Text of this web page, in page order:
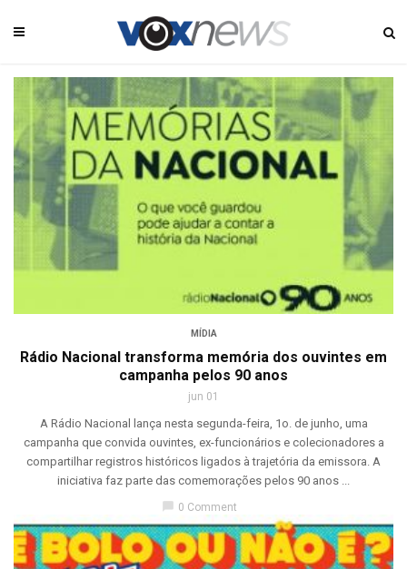
MÍDIA
Rádio Nacional transforma memória dos ouvintes em
campanha pelos 90 anos
jun 01
A Rádio Nacional lança nesta segunda-feira, 1o. de junho, uma
campanha que convida ouvintes, ex-funcionários e colecionadores a
compartilhar registros históricos ligados à trajetória da emissora. A
iniciativa faz parte das comemorações pelos 90 anos ...
chat_bubble 0 Comment